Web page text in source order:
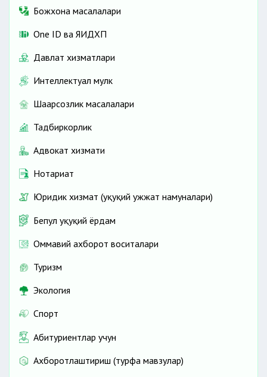
Божхона масалалари
One ID ва ЯИДХП
Давлат хизматлари
Интеллектуал мулк
Шаҳарсозлик масалалари
Тадбиркорлик
Адвокат хизмати
Нотариат
Юридик хизмат (ҳуқуқий ҳужжат намуналари)
Бепул ҳуқуқий ёрдам
Оммавий ахборот воситалари
Туризм
Экология
Спорт
Абитуриентлар учун
Ахборотлаштириш (турфа мавзулар)